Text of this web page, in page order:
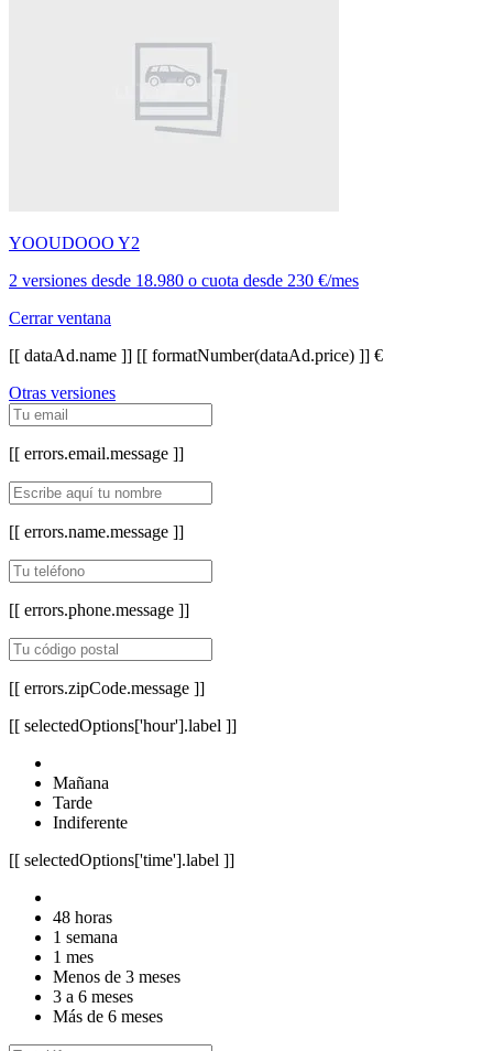
YOOUDOOO Y2
2 versiones desde 18.980 o cuota desde 230 €/mes
Cerrar ventana
[[ dataAd.name ]] [[ formatNumber(dataAd.price) ]] €
Otras versiones
[[ errors.email.message ]]
[[ errors.name.message ]]
[[ errors.phone.message ]]
[[ errors.zipCode.message ]]
[[ selectedOptions['hour'].label ]]
Mañana
Tarde
Indiferente
[[ selectedOptions['time'].label ]]
48 horas
1 semana
1 mes
Menos de 3 meses
3 a 6 meses
Más de 6 meses